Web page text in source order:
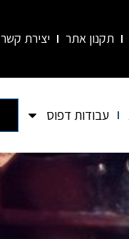
תקנון אתר יצירת קשר
עבודות דפוס